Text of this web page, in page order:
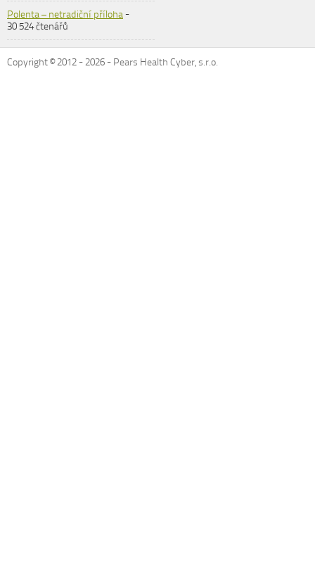
Polenta – netradiční příloha-
30 524 čtenářů
Copyright © 2012 -2026 - Pears Health Cyber, s.r.o.